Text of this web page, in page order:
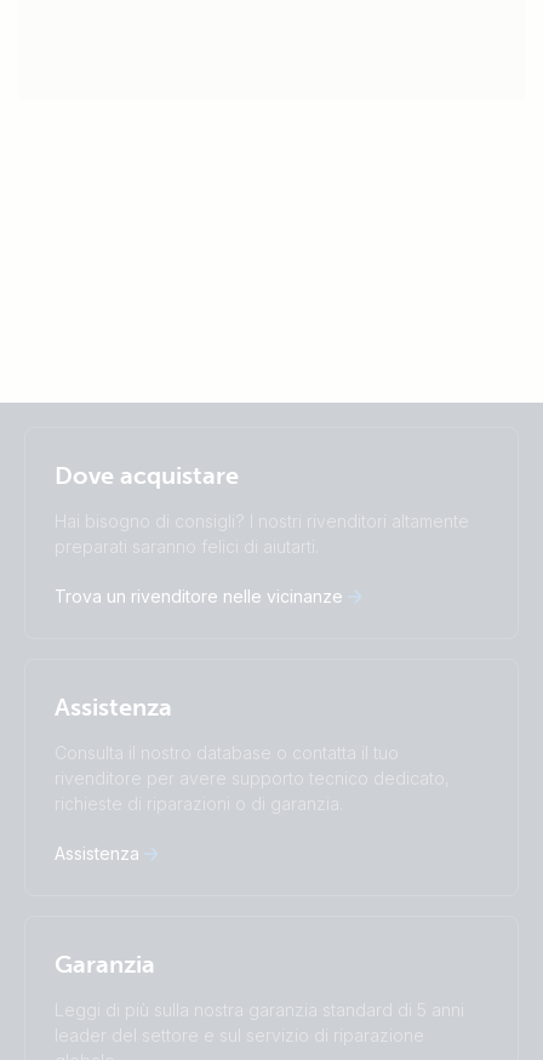
Italiano
Change language
Čeština
Dansk
Español
Français
Română
Türkçe
Ελληνικά
Русский
Українська
中國人
Dove acquistare
Hai bisogno di consigli? I nostri rivenditori altamente
preparati saranno felici di aiutarti.
Trova un rivenditore nelle vicinanze
Assistenza
Consulta il nostro database o contatta il tuo
rivenditore per avere supporto tecnico dedicato,
richieste di riparazioni o di garanzia.
Assistenza
Garanzia
Leggi di più sulla nostra garanzia standard di 5 anni
leader del settore e sul servizio di riparazione